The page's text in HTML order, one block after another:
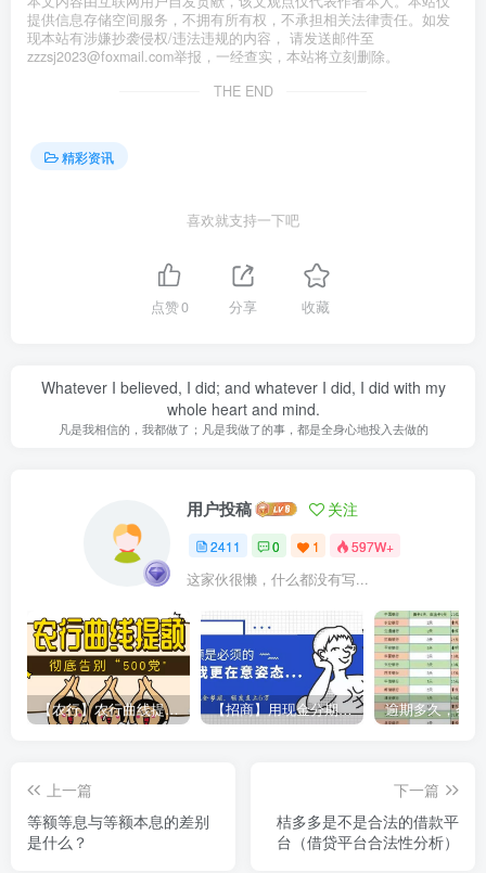
提供信息存储空间服务，不拥有所有权，不承担相关法律责任。如发
现本站有涉嫌抄袭侵权/违法违规的内容， 请发送邮件至
zzzsj2023@foxmail.com举报，一经查实，本站将立刻删除。
THE END
精彩资讯
喜欢就支持一下吧
点赞0 分享 收藏
Whatever I believed, I did; and whatever I did, I did with my
whole heart and mind.
凡是我相信的，我都做了；凡是我做了的事，都是全身心地投入去做的
用户投稿 关注
2411 0 1 597W+
这家伙很懒，什么都没有写...
【农行】农行曲线提额，彻底告别“500党” 【招商】用现金分期提额，额度直上6万
上一篇
等额等息与等额本息的差别
是什么？
下一篇
桔多多是不是合法的借款平
台（借贷平台合法性分析）